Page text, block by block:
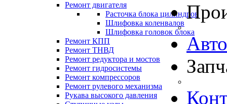
Ремонт двигателя
Расточка блока цилиндров
Шлифовка коленвалов
Шлифовка головок блока
Ремонт КПП
Ремонт ТНВД
Ремонт редуктора и мостов
Ремонт гидросистемы
Ремонт компрессоров
Ремонт рулевого механизма
Рукава высокого давления